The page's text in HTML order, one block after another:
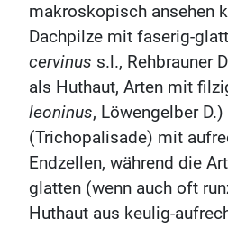
makroskopisch ansehen
Dachpilze mit faserig-
cervinus s.l., Rehbrauner
als Huthaut, Arten mit
leoninus, Löwengelber
(Trichopalisade) mit
Endzellen, während die
glatten (wenn auch oft
Huthaut aus keulig-